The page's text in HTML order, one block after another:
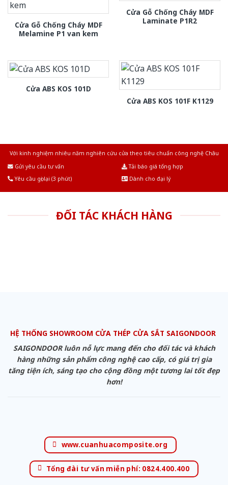
Cửa Gỗ Chống Cháy MDF
Melamine P1 van kem
Cửa Gỗ Chống Cháy MDF
Laminate P1R2
Cửa ABS KOS 101D
Cửa ABS KOS 101F K1129
Với kinh nghiệm nhiêu năm nghiên cứu cửa theo tiêu chuẩn công nghệ Châu
Gửi yêu cầu tư vấn
Tải báo giá tổng hợp
Yêu cầu gọi lại (3 phút)
Dành cho đại lý
ĐỐI TÁC KHÁCH HÀNG
HỆ THỐNG SHOWROOM CỬA THÉP CỬA SẮT SAIGONDOOR
SAIGONDOOR luôn nỗ lực mang đến cho đối tác và khách
hàng những sản phẩm công nghệ cao cấp, có giá trị gia
tăng tiện ích, sáng tạo cho cộng đồng một tương lai tốt đẹp
hơn!
www.cuanhuacomposite.org
Tổng đài tư vấn miễn phí: 0824.400.400